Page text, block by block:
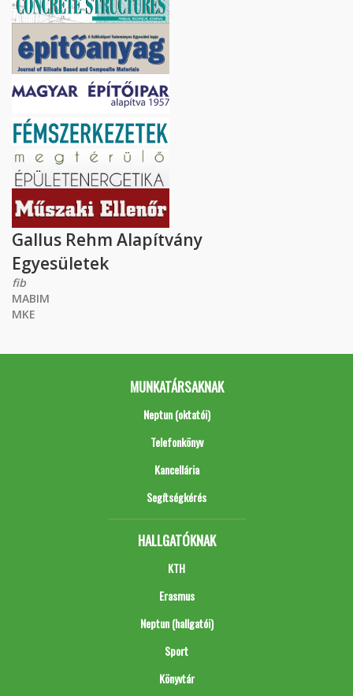
Gallus Rehm Alapítvány
Egyesületek
fib
MABIM
MKE
MUNKATÁRSAKNAK
Neptun (oktatói)
Telefonkönyv
Kancellária
Segítségkérés
HALLGATÓKNAK
KTH
Erasmus
Neptun (hallgatói)
Sport
Könyvtár